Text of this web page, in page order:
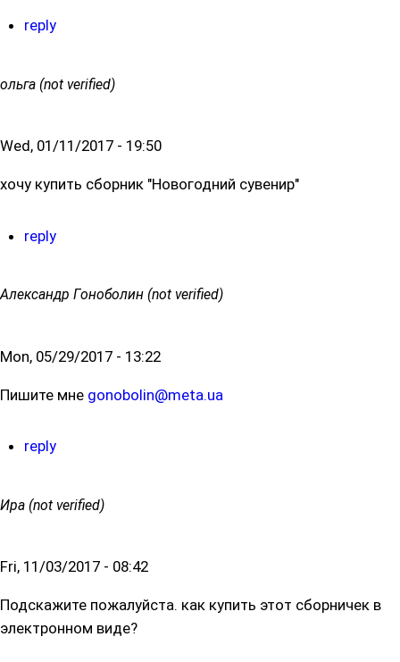
reply
ольга (not verified)
Wed, 01/11/2017 - 19:50
хочу купить сборник "Новогодний сувенир"
reply
Александр Гоноболин (not verified)
Mon, 05/29/2017 - 13:22
Пишите мне gonobolin@meta.ua
reply
Ира (not verified)
Fri, 11/03/2017 - 08:42
Подскажите пожалуйста. как купить этот сборничек в
электронном виде?